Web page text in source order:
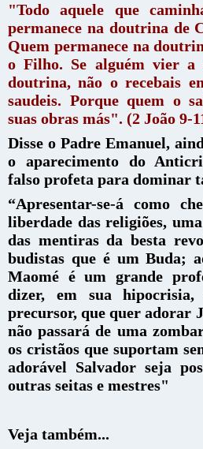
"Todo aquele que
permanece na doutrina de
Quem permanece na
o Filho. Se alguém vier a
doutrina, não o recebais
saudeis. Porque quem o
suas obras más". (2 João 9-
Disse o Padre Emanuel,
o aparecimento do
falso profeta para dominar
“Apresentar-se-á como
liberdade das religiões,
das mentiras da besta
budistas que é um Buda;
Maomé é um grande
dizer, em sua hipocrisia,
precursor, que quer adorar
não passará de uma
os cristãos que suportam
adorável Salvador seja
outras seitas e mestres"
Veja também...